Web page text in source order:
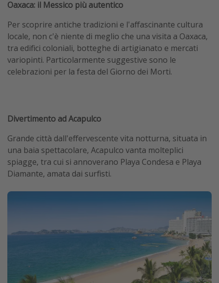
Oaxaca: il Messico più autentico
Per scoprire antiche tradizioni e l'affascinante cultura
locale, non c'è niente di meglio che una visita a Oaxaca,
tra edifici coloniali, botteghe di artigianato e mercati
variopinti. Particolarmente suggestive sono le
celebrazioni per la festa del Giorno dei Morti.
Divertimento ad Acapulco
Grande città dall'effervescente vita notturna, situata in
una baia spettacolare, Acapulco vanta molteplici
spiagge, tra cui si annoverano Playa Condesa e Playa
Diamante, amata dai surfisti.